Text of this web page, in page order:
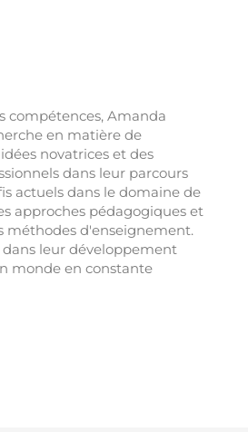
compétences, Amanda
en matière de
novatrices et des
dans leur parcours
actuels dans le domaine de
approches pédagogiques et
méthodes d'enseignement.
dans leur développement
monde en constante